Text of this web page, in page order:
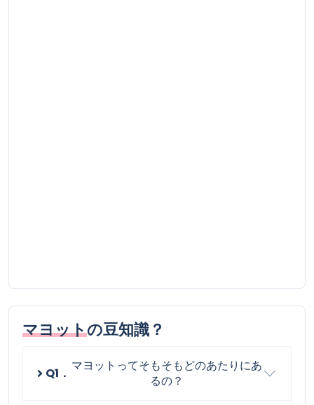
マヨットの豆知識？
Q1． マヨットってそもそもどのあたりにあ
るの？